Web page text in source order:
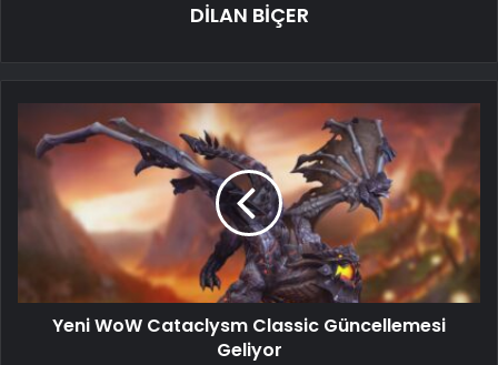
DİLAN BİÇER
Yeni WoW Cataclysm Classic Güncellemesi
Geliyor